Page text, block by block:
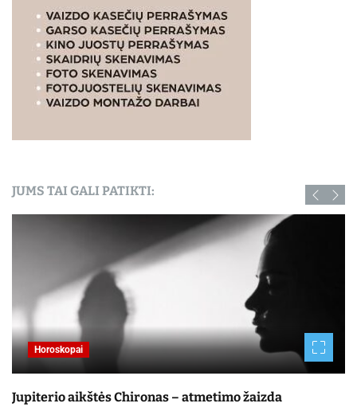
JUMS TAI GALI PATIKTI:
Horoskopai
Jupiterio aikštės Chironas – atmetimo žaizda